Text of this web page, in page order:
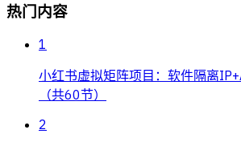
热门内容
1
小红书虚拟矩阵项目：软件隔离
（共60节）
2